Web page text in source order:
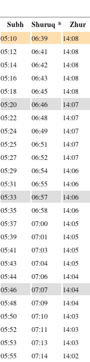
Subh Shuruq * Zhur
05:10 06:39 14:08
05:12 06:41 14:08
05:14 06:42 14:08
05:16 06:43 14:08
05:18 06:45 14:08
05:20 06:46 14:07
05:22 06:48 14:07
05:24 06:49 14:07
05:25 06:51 14:07
05:27 06:52 14:07
05:29 06:54 14:06
05:31 06:55 14:06
05:33 06:57 14:06
05:35 06:58 14:06
05:37 07:00 14:05
05:39 07:01 14:05
05:41 07:03 14:05
05:43 07:04 14:05
05:44 07:06 14:04
05:46 07:07 14:04
05:48 07:09 14:04
05:50 07:10 14:03
05:52 07:11 14:03
05:53 07:13 14:03
05:55 07:14 14:02